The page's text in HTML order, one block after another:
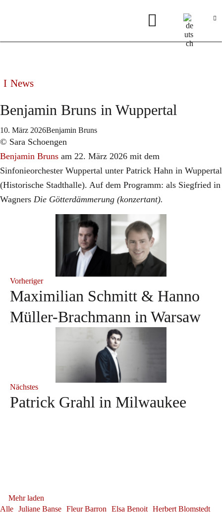
News
Benjamin Bruns in Wuppertal
10. März 2026Benjamin Bruns
© Sara Schoengen
​Benjamin Bruns am 22. März 2026 mit dem
Sinfonieorchester Wuppertal unter Patrick Hahn in Wuppertal
(Historische Stadthalle). Auf dem Programm: als Siegfried in
Wagners Die Götterdämmerung (konzertant).
Vorheriger
Maximilian Schmitt & Hanno
Müller-Brachmann in Warsaw
Nächstes
Patrick Grahl in Milwaukee
Internacional de Santander
Gerold Huber erhält das
Bundesverdienstkreuz am
Alexander Grassauer in
Georg Zeppenfeld bei den
Mehr laden
Alle Juliane Banse Fleur Barron Elsa Benoit Herbert Blomstedt